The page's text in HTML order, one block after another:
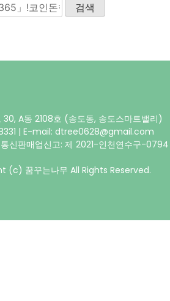
검색
A동 2108호 (송도동, 송도스마트밸리)
| E-mail: dtree0628@gmail.com
판매업신고: 제 2021-인천연수구-
(c) 꿈꾸는나무 All Rights Reserved.